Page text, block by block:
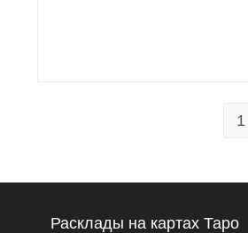
1
Расклады на картах Таро